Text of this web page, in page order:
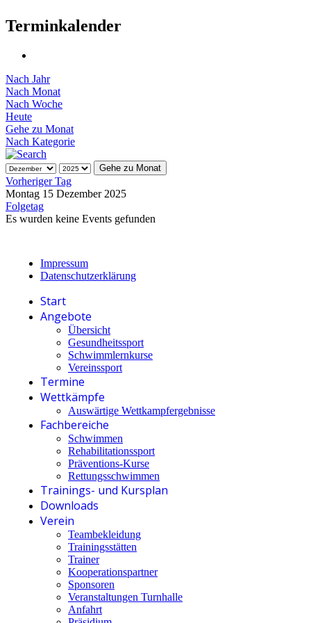
Terminkalender
Nach Jahr
Nach Monat
Nach Woche
Heute
Gehe zu Monat
Nach Kategorie
Gehe zu Monat
Vorheriger Tag
Montag 15 Dezember 2025
Folgetag
Es wurden keine Events gefunden
Impressum
Datenschutzerklärung
Start
Angebote
Übersicht
Gesundheitssport
Schwimmlernkurse
Vereinssport
Termine
Wettkämpfe
Auswärtige Wettkampfergebnisse
Fachbereiche
Schwimmen
Rehabilitationssport
Präventions-Kurse
Rettungsschwimmen
Trainings- und Kursplan
Downloads
Verein
Teambekleidung
Trainingsstätten
Trainer
Kooperationspartner
Sponsoren
Veranstaltungen Turnhalle
Anfahrt